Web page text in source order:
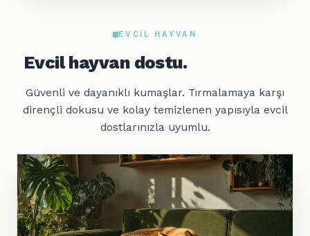
EVCIL HAYVAN
Evcil hayvan dostu.
Güvenli ve dayanıklı kumaşlar. Tırmalamaya karşı
dirençli dokusu ve kolay temizlenen yapısıyla evcil
dostlarınızla uyumlu.